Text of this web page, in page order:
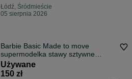
Łódź, Śródmieście
05 sierpnia 2026
Barbie Basic Made to move
supermodelka stawy sztywne
fryzura oryginalna
Używane
150 zł